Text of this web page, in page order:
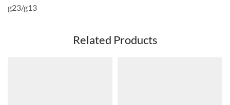
g23/g13
Related Products